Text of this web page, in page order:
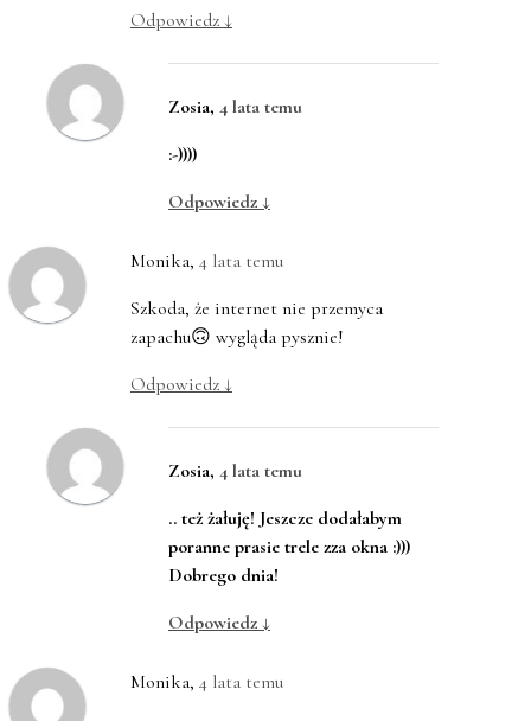
Odpowiedz ↓
Zosia, 4 lata temu
:-))))
Odpowiedz ↓
Monika, 4 lata temu
Szkoda, że internet nie przemyca
zapachu🙃 wygląda pysznie!
Odpowiedz ↓
Zosia, 4 lata temu
.. też żałuję! Jeszcze dodałabym
poranne prasie trele zza okna :)))
Dobrego dnia!
Odpowiedz ↓
Monika, 4 lata temu